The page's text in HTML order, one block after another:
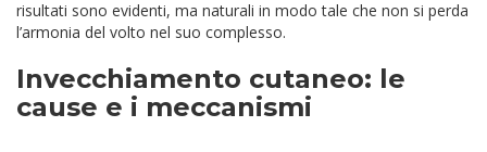
risultati sono evidenti, ma naturali in modo tale che non si perda
l’armonia del volto nel suo complesso.
Invecchiamento cutaneo: le
cause e i meccanismi